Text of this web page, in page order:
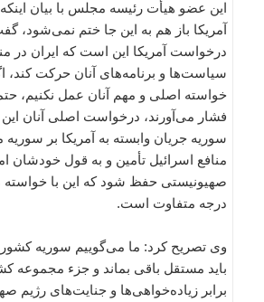
این عضو هیأت رئیسه مجلس با بیان
آمریکا باز هم به این جا ختم نمی‌شود،
درخواست آمریکا این است که ایران در
سیاست‌ها و برنامه‌های آنان حرکت کند،
خواسته اصلی و مهم آنان عمل نکنیم،
فشار می‌آورند، درخواست اصلی آنان
سوریه جریان وابسته به آمریکا بر
منافع اسرائیل تأمین و به قول خودشان
درجه متفاوت است.
وی تصریح کرد: ما می‌گوییم سوریه
باید مستقل باقی بماند و جزء مجموعه
برابر زیاده‌خواهی‌ها و جنایت‌های رژیم